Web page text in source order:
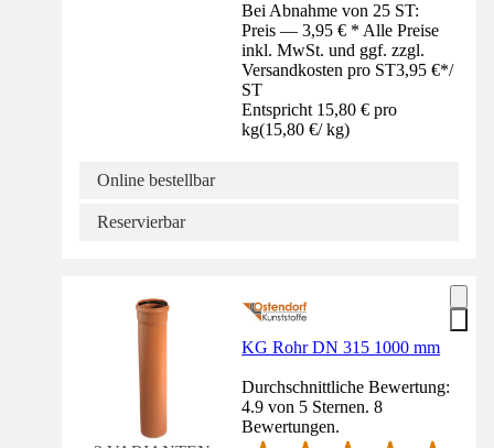
Bei Abnahme von 25 ST:
Preis — 3,95 € * Alle Preise
inkl. MwSt. und ggf. zzgl.
Versandkosten pro ST3,95 €*/
ST
Entspricht 15,80 € pro
kg(15,80 €/ kg)
Online bestellbar
Reservierbar
KG Rohr DN 315 1000 mm
Durchschnittliche Bewertung:
4.9 von 5 Sternen. 8
Bewertungen.